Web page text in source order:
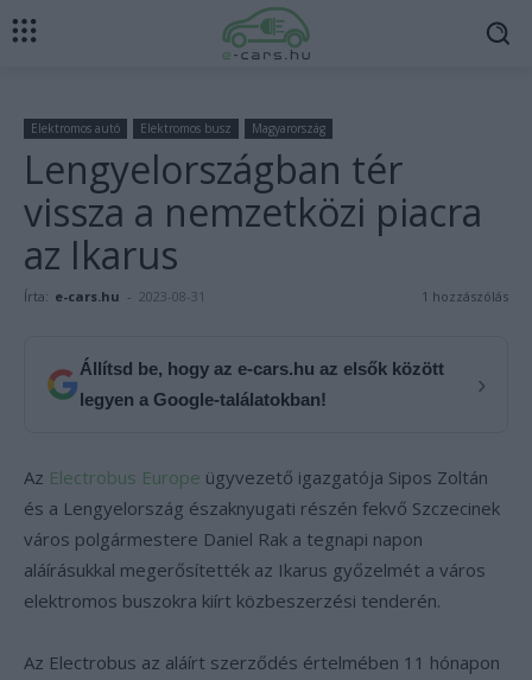
Elektromos autó Elektromos busz Magyarország
Lengyelországban tér
vissza a nemzetközi piacra
az Ikarus
Írta: e-cars.hu - 2023-08-31 1 hozzászólás
Állítsd be, hogy az e-cars.hu az elsők között
legyen a Google-találatokban!
›
Az Electrobus Europe ügyvezető igazgatója Sipos Zoltán
és a Lengyelország északnyugati részén fekvő Szczecinek
város polgármestere Daniel Rak a tegnapi napon
aláírásukkal megerősítették az Ikarus győzelmét a város
elektromos buszokra kiírt közbeszerzési tenderén.
Az Electrobus az aláírt szerződés értelmében 11 hónapon